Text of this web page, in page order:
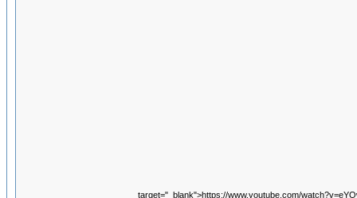
target="_blank">https://www.youtube.com/